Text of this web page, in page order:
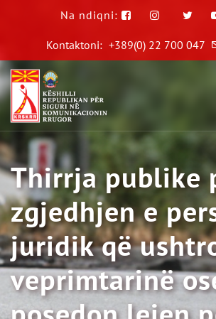
Na ndiqni:
Kontaktoni: +389(0) 22 700 047
Thirrja publike
zgjedhjen e
juridik që
veprimtarinë